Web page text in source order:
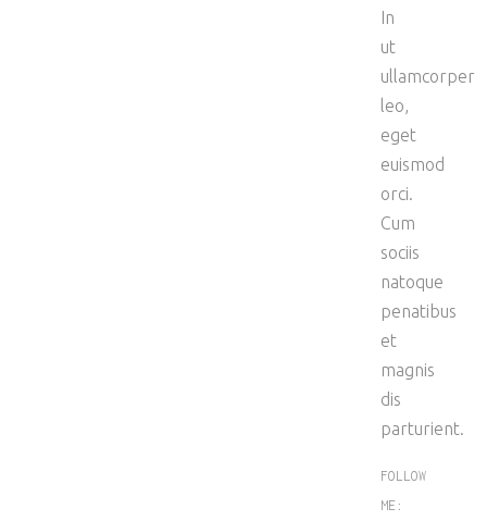
In
ut
ullamcorper
leo,
eget
euismod
orci.
Cum
sociis
natoque
penatibus
et
magnis
dis
parturient.
FOLLOW
ME: